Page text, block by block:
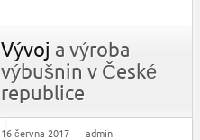
Vývoj a výroba
výbušnin v České
republice
16 června 2017 admin